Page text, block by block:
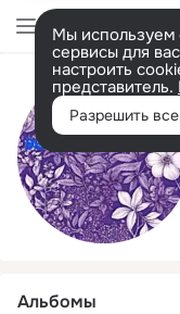
Мы используем
сервисы для
настроить
представитель.
Разрешить все
Альбомы